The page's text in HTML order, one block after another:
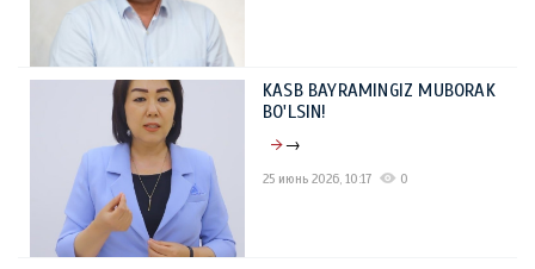
KASB BAYRAMINGIZ MUBORAK
BO'LSIN!
→
25 июнь 2026, 10:17 0